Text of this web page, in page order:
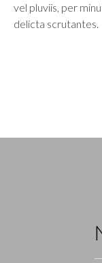
vel pluviis, per
delicta scrutantes.